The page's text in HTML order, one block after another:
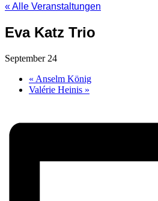
« Alle Veranstaltungen
Eva Katz Trio
September 24
« Anselm König
Valérie Heinis »